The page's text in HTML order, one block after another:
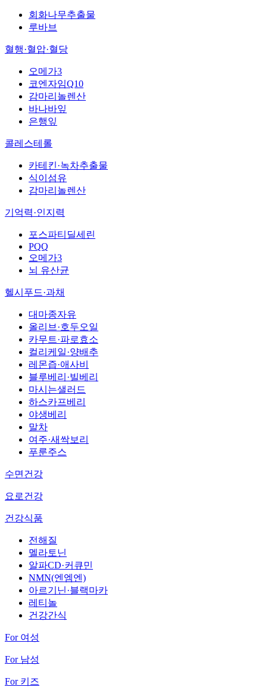
회화나무추출물
루바브
혈행·혈압·혈당
오메가3
코엔자임Q10
감마리놀렌산
바나바잎
은행잎
콜레스테롤
카테킨·녹차추출물
식이섬유
감마리놀렌산
기억력·인지력
포스파티딜세린
PQQ
오메가3
뇌 유산균
헬시푸드·과채
대마종자유
올리브·호두오일
카무트·파로효소
컬리케일·양배추
레몬즙·애사비
블루베리·빌베리
마시는샐러드
하스카프베리
야생베리
말차
여주·새싹보리
푸룬주스
수면건강
요로건강
건강식품
전해질
멜라토닌
알파CD·커큐민
NMN(엔엠엔)
아르기닌·블랙마카
레티놀
건강간식
For 여성
For 남성
For 키즈